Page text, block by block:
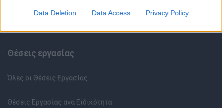
Data Deletion Data Access Privacy Policy
Θέσεις εργασίας
Όλες οι Θέσεις Εργασίας
Θέσεις Εργασίας ανά Ειδικότητα